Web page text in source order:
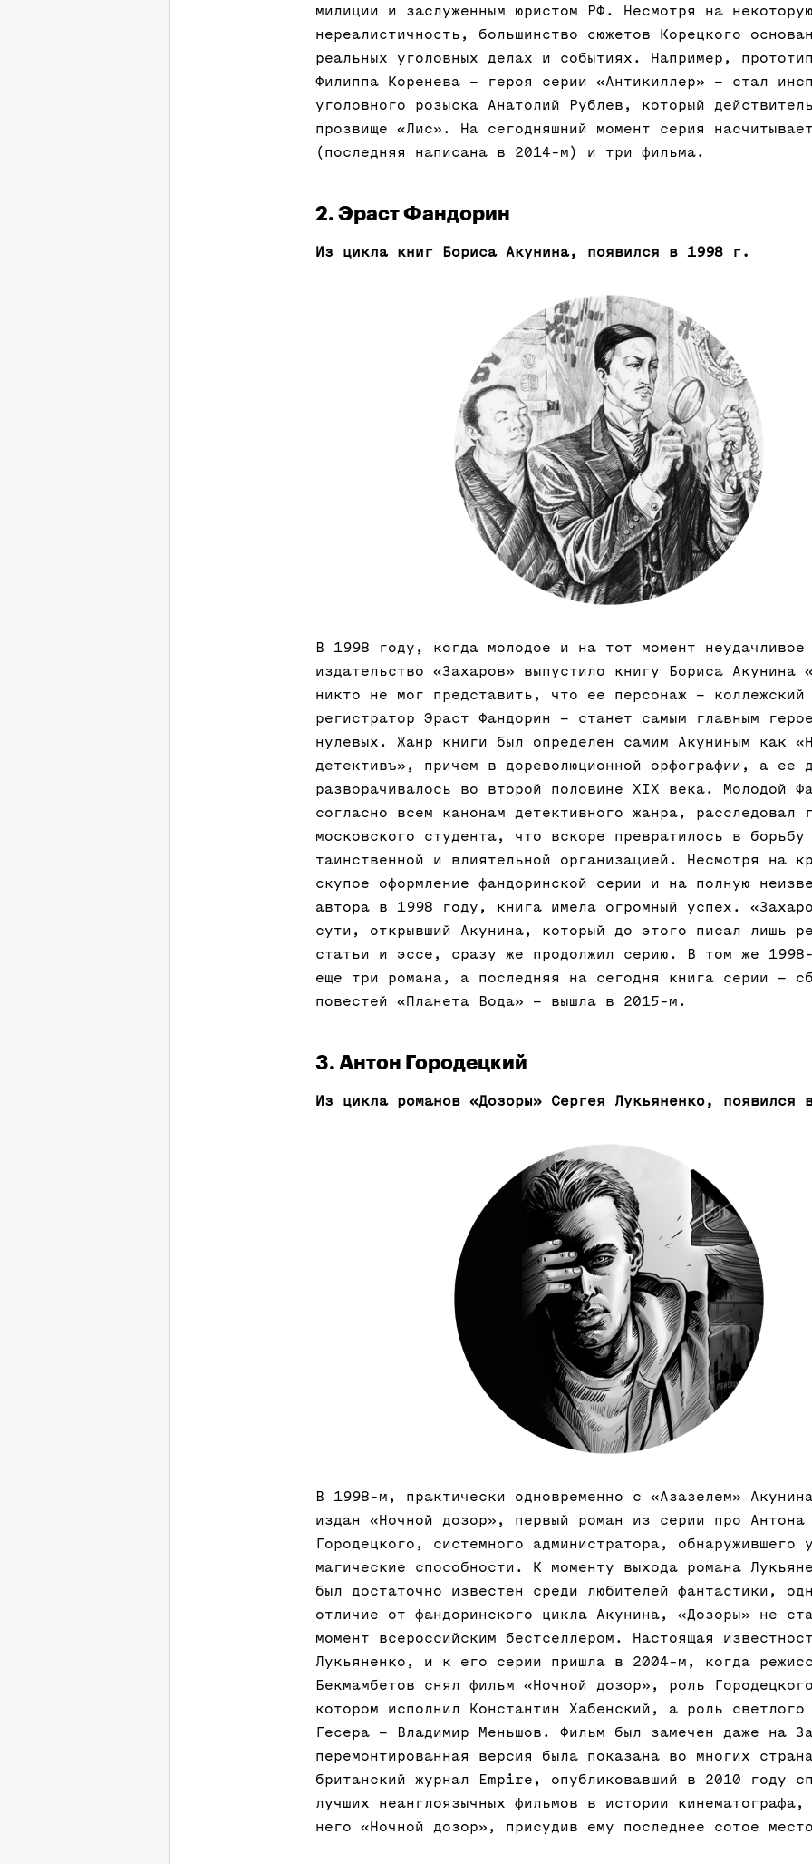
милиции и заслуженным юристом РФ. Несмотря на
нереалистичность, большинство сюжетов Корецкого
реальных уголовных делах и событиях. Например,
Филиппа Коренева – героя серии «Антикиллер» – стал
уголовного розыска Анатолий Рублев, который
прозвище «Лис». На сегодняшний момент серия
(последняя написана в 2014-м) и три фильма.
2. Эраст Фандорин
Из цикла книг Бориса Акунина, появился в 1998 г.
В 1998 году, когда молодое и на тот момент неудачливое
издательство «Захаров» выпустило книгу Бориса Акунина
никто не мог представить, что ее персонаж – коллежский
регистратор Эраст Фандорин – станет самым главным
нулевых. Жанр книги был определен самим Акуниным как
детективъ», причем в дореволюционной орфографии, а ее
разворачивалось во второй половине XIX века. Молодой
согласно всем канонам детективного жанра, расследовал
московского студента, что вскоре превратилось в борьбу
таинственной и влиятельной организацией. Несмотря на
скупое оформление фандоринской серии и на полную
автора в 1998 году, книга имела огромный успех.
сути, открывший Акунина, который до этого писал лишь
статьи и эссе, сразу же продолжил серию. В том же
еще три романа, а последняя на сегодня книга серии –
повестей «Планета Вода» – вышла в 2015-м.
3. Антон Городецкий
Из цикла романов «Дозоры» Сергея Лукьяненко, появился
В 1998-м, практически одновременно с «Азазелем»
издан «Ночной дозор», первый роман из серии про Антона
Городецкого, системного администратора, обнаружившего
магические способности. К моменту выхода романа
был достаточно известен среди любителей фантастики,
отличие от фандоринского цикла Акунина, «Дозоры» не
момент всероссийским бестселлером. Настоящая
Лукьяненко, и к его серии пришла в 2004-м, когда
Бекмамбетов снял фильм «Ночной дозор», роль
котором исполнил Константин Хабенский, а роль светлого
Гесера – Владимир Меньшов. Фильм был замечен даже на
перемонтированная версия была показана во многих
британский журнал Empire, опубликовавший в 2010 году
лучших неанглоязычных фильмов в истории
него «Ночной дозор», присудив ему последнее сотое